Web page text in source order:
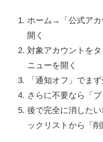
ホーム→「公式アカ
開く
対象アカウントを
ニューを開く
「通知オフ」でま
さらに不要なら「
後で完全に消した
ックリストから「削